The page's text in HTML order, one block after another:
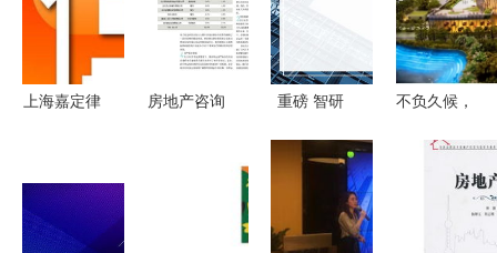
界布局与招
投标策略分
析
总投资详情
咨询行业指
南
上海嘉定律
房产法律守
护者
房地产咨询
重磅 智研
2022年9月
房地产行业
数据月报，
不负久候，
庭营销中心
盛大绽放，